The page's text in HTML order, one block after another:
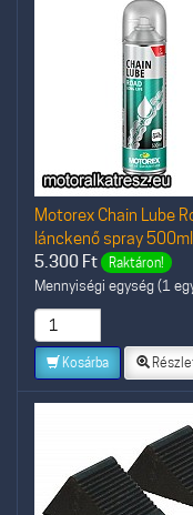
Motorex Chain Lube
lánckenő spray
5.300 Ft Raktáron!
Mennyiségi egység (1
Kosárba